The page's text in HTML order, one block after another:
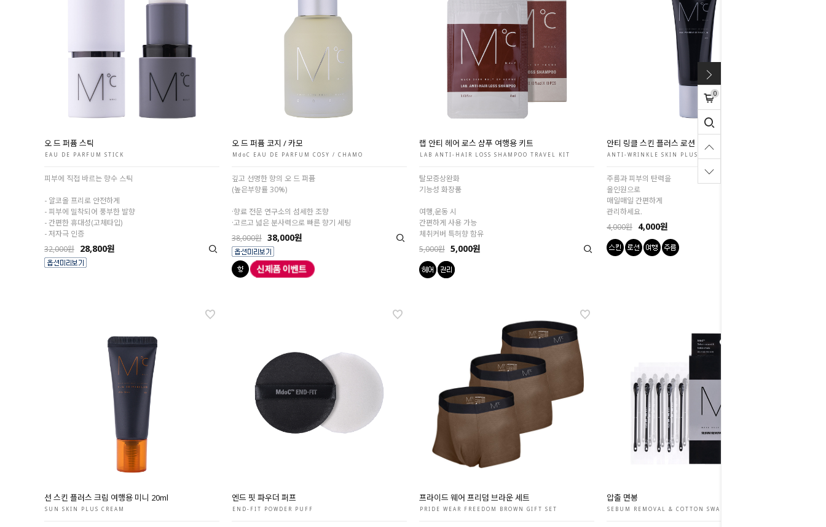
0
오 드 퍼퓸 스틱
EAU DE PARFUM STICK
피부에 직접 바르는 향수 스틱
- 알코올 프리로 안전하게
- 피부에 밀착되어 풍부한 발향
- 간편한 휴대성(고체타입)
- 저자극 인증
32,000원 28,800원
오 드 퍼퓸 코지 / 카모
MdoC EAU DE PARFUM COSY / CHAMO
깊고 선명한 향의 오 드 퍼퓸
(높은부향률 30%)
·향료 전문 연구소의 섬세한 조향
·고르고 넓은 분사력으로 빠른 향기 세팅
38,000원 38,000원
랩 안티 헤어 로스 샴푸 여행용 키트
LAB ANTI-HAIR LOSS SHAMPOO TRAVEL KIT
탈모증상완화
기능성 화장품
여행,운동 시
간편하게 사용 가능
체취커버 특허향 함유
5,000원 5,000원
안티 링클 스킨 플러스 로션 여행용 미니 20ml
ANTI-WRINKLE SKIN PLUS LOTION
주름과 피부의 탄력을
올인원으로
매일매일 간편하게
관리하세요.
4,000원 4,000원
선 스킨 플러스 크림 여행용 미니 20ml
SUN SKIN PLUS CREAM
엔드 핏 파우더 퍼프
END-FIT POWDER PUFF
프라이드 웨어 프리덤 브라운 세트
PRIDE WEAR FREEDOM BROWN GIFT SET
압출 면봉
SEBUM REMOVAL & COTTON SWABS